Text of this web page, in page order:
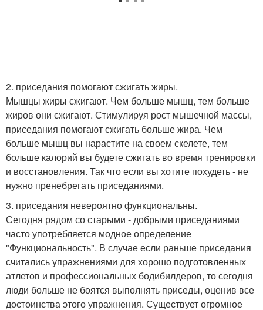
2. приседания помогают сжигать жиры.
Мышцы жиры сжигают. Чем больше мышц, тем больше
жиров они сжигают. Стимулируя рост мышечной массы,
приседания помогают сжигать больше жира. Чем
больше мышц вы нарастите на своем скелете, тем
больше калорий вы будете сжигать во время тренировки
и восстановления. Так что если вы хотите похудеть - не
нужно пренебрегать приседаниями.
3. приседания невероятно функциональны.
Сегодня рядом со старыми - добрыми приседаниями
часто употребляется модное определение
"Функциональность". В случае если раньше приседания
считались упражнениями для хорошо подготовленных
атлетов и профессиональных бодибилдеров, то сегодня
люди больше не боятся выполнять приседы, оценив все
достоинства этого упражнения. Существует огромное